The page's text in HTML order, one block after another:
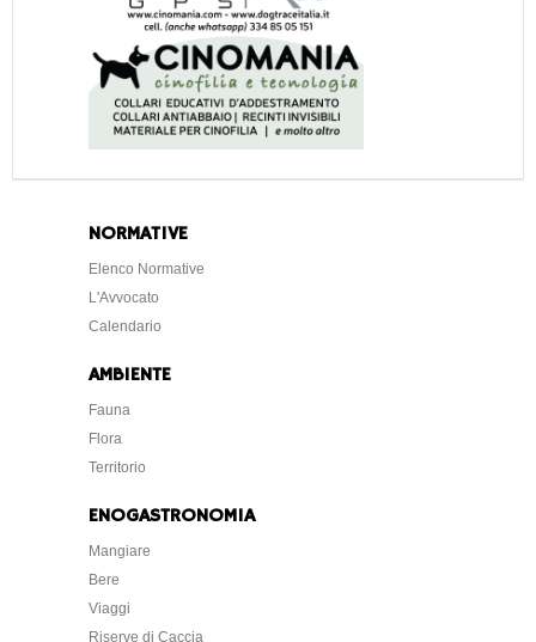
NORMATIVE
Elenco Normative
L'Avvocato
Calendario
AMBIENTE
Fauna
Flora
Territorio
ENOGASTRONOMIA
Mangiare
Bere
Viaggi
Riserve di Caccia